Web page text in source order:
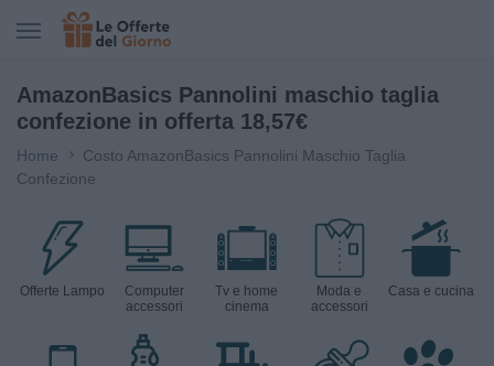
AmazonBasics Pannolini maschio taglia
confezione in offerta 18,57€
Home
Costo AmazonBasics Pannolini Maschio Taglia
Confezione
Offerte Lampo
Computer
accessori
Tv e home
cinema
Moda e
accessori
Casa e cucina